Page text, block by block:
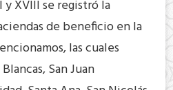
y XVIII se registró la
de beneficio en la
las cuales
San Juan